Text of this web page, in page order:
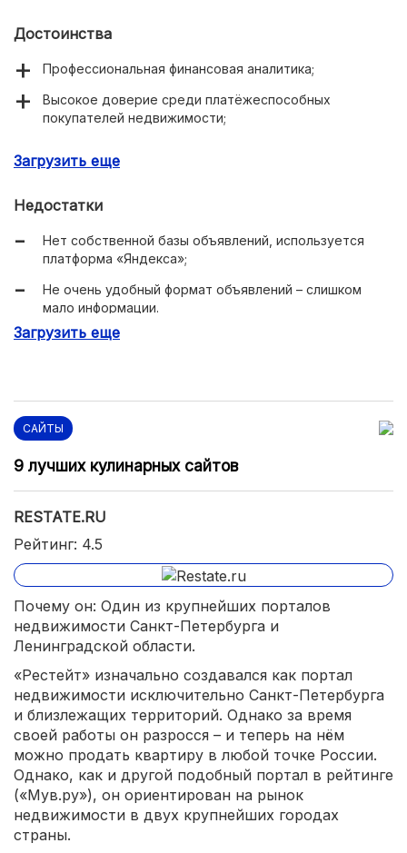
Достоинства
Профессиональная финансовая аналитика;
Высокое доверие среди платёжеспособных
покупателей недвижимости;
материалов.
Загрузить еще
Недостатки
Нет собственной базы объявлений, используется
платформа «Яндекса»;
Не очень удобный формат объявлений – слишком
мало информации.
Загрузить еще
САЙТЫ
9 лучших кулинарных сайтов
RESTATE.RU
Рейтинг: 4.5
Почему он: Один из крупнейших порталов
недвижимости Санкт-Петербурга и
Ленинградской области.
«Рестейт» изначально создавался как портал
недвижимости исключительно Санкт-Петербурга
и близлежащих территорий. Однако за время
своей работы он разросся – и теперь на нём
можно продать квартиру в любой точке России.
Однако, как и другой подобный портал в рейтинге
(«Мув.ру»), он ориентирован на рынок
недвижимости в двух крупнейших городах
страны.